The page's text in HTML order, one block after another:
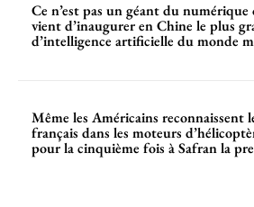
Ce n’est pas un géant du
vient d’inaugurer en Chine le plus
d’intelligence artificielle du monde
Même les Américains reconnaissent
français dans les moteurs
pour la cinquième fois à Safran la